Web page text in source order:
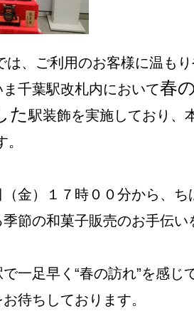
は、ご利用のお客様に温も
千葉駅改札内において春
た駅装飾を実施しており、
金）１７時００分から、ち
節の和菓子販売のお手伝い
一足早く“春の訪れ”を感じ
待ちしております。